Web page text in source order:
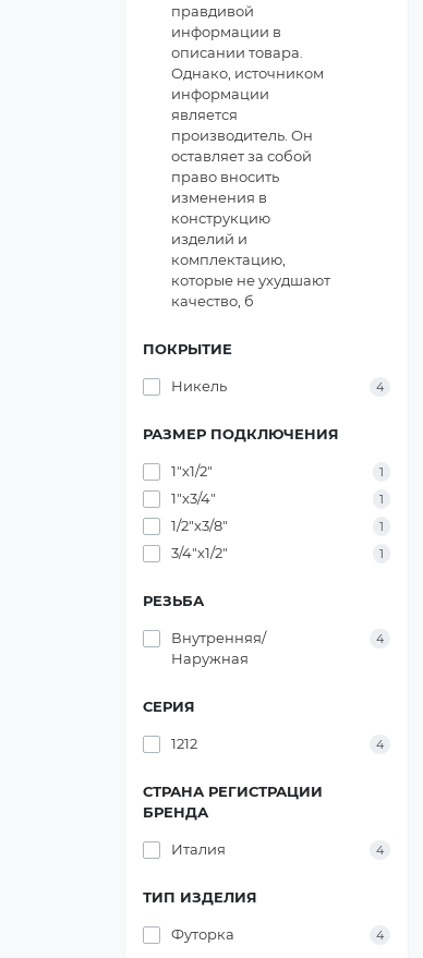
правдивой
информации в
описании товара.
Однако, источником
информации
является
производитель. Он
оставляет за собой
право вносить
изменения в
конструкцию
изделий и
комплектацию,
которые не ухудшают
качество, б
ПОКРЫТИЕ
Никель 4
РАЗМЕР ПОДКЛЮЧЕНИЯ
1"х1/2" 1
1"х3/4" 1
1/2"х3/8" 1
3/4"х1/2" 1
РЕЗЬБА
Внутренняя/
Наружная
4
СЕРИЯ
1212 4
СТРАНА РЕГИСТРАЦИИ
БРЕНДА
Италия 4
ТИП ИЗДЕЛИЯ
Футорка 4